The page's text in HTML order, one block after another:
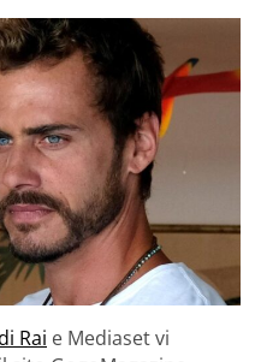
Rai e Mediaset vi